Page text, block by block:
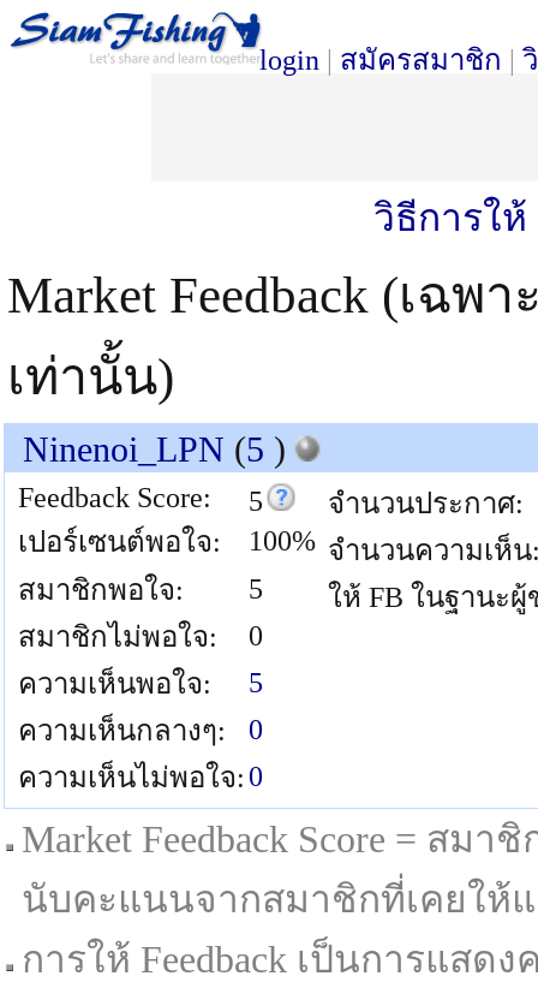
login | สมัครสมาชิก |
วิธีการให้
Market Feedback (เฉ
เท่านั้น)
Ninenoi_LPN (5 )
Feedback Score:
5
เปอร์เซนต์พอใจ:
100%
สมาชิกพอใจ:
5
สมาชิกไม่พอใจ:
0
ความเห็นพอใจ:
5
ความเห็นกลางๆ:
0
ความเห็นไม่พอใจ: 0
จำนวนประกาศ:
จำนวนความเห็น
ให้ FB ในฐานะผู้
Market Feedback Score = สม
นับคะแนนจากสมาชิกที่เคยให้
การให้ Feedback เป็นการแส